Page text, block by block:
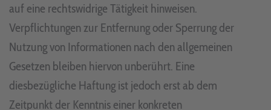
auf eine rechtswidrige Tätigkeit hinweisen.
Verpflichtungen zur Entfernung oder Sperrung der
Nutzung von Informationen nach den allgemeinen
Gesetzen bleiben hiervon unberührt. Eine
diesbezügliche Haftung ist jedoch erst ab dem
Zeitpunkt der Kenntnis einer konkreten